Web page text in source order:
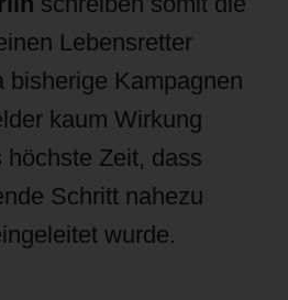
Lebensretter
bisherige Kampagnen
kaum Wirkung
Zeit, dass
Schritt nahezu
wurde.